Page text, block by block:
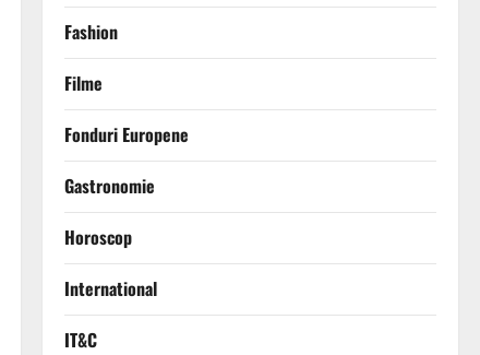
Fashion
Filme
Fonduri Europene
Gastronomie
Horoscop
International
IT&C